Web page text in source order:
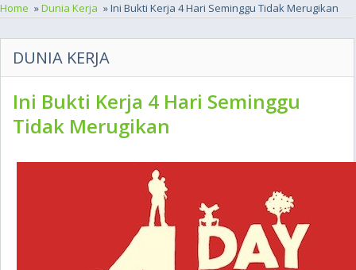
Home »Dunia Kerja » Ini Bukti Kerja 4 Hari Seminggu Tidak Merugikan
DUNIA KERJA
Ini Bukti Kerja 4 Hari Seminggu
Tidak Merugikan